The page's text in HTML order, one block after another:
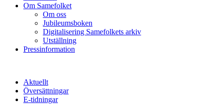
Om Samefolket
Om oss
Jubileumsboken
Digitalisering Samefolkets arkiv
Utställning
Pressinformation
Aktuellt
Översättningar
E-tidningar